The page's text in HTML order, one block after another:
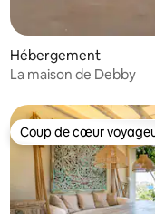
Hébergement
La maison de Debby
Coup de cœur
Coup de cœur